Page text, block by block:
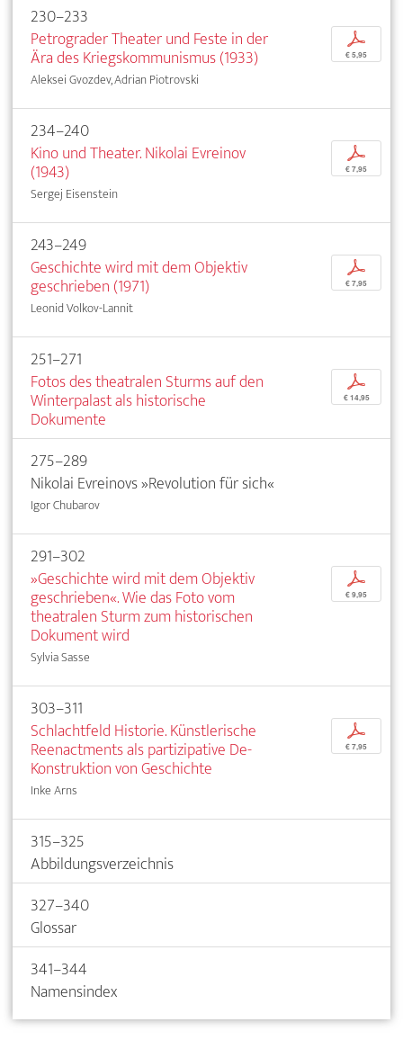
230–233
Petrograder Theater und Feste in der
Ära des Kriegskommunismus (1933)
Aleksei Gvozdev, Adrian Piotrovski
p
€ 5,95
234–240
Kino und Theater. Nikolai Evreinov
(1943)
Sergej Eisenstein
p
€ 7,95
243–249
Geschichte wird mit dem Objektiv
geschrieben (1971)
Leonid Volkov-Lannit
p
€ 7,95
251–271
Fotos des theatralen Sturms auf den
Winterpalast als historische
Dokumente
p
€ 14,95
275–289
Nikolai Evreinovs »Revolution für sich«
Igor Chubarov
291–302
»Geschichte wird mit dem Objektiv
geschrieben«. Wie das Foto vom
theatralen Sturm zum historischen
Dokument wird
Sylvia Sasse
p
€ 9,95
303–311
Schlachtfeld Historie. Künstlerische
Reenactments als partizipative De-
Konstruktion von Geschichte
Inke Arns
p
€ 7,95
315–325
Abbildungsverzeichnis
327–340
Glossar
341–344
Namensindex